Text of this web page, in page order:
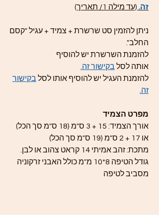
זה. (עד מילה 1/ תאריך)
ניתן להזמין סט שרשרת + צמיד + עגיל "קסם
החלב".
להזמנת השרשרת יש להוסיף
אותה לסל בקישור זה.
להזמנת העגיל יש להוסיף אותו לסל בקישור
זה.
מפרט הצמיד
אורך הצמיד: 15 + 3 ס"מ (18 ס"מ סך הכל)
או 17 + 2 ס"מ (19 ס"מ סך הכל)
מתכת: זהב אמיתי 14 קראט צהוב או לבן.
גודל הטיפה 8*10 מ"מ כולל האבני זרקוניה
מסביב לטיפה